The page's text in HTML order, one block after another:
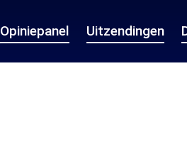
Opiniepanel Uitzendingen